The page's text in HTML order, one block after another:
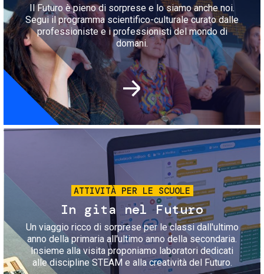
Il Futuro è pieno di sorprese e lo siamo anche noi.
Segui il programma scientifico-culturale curato dalle
professioniste e i professionisti del mondo di
domani.
Immagine
ATTIVITÀ PER LE SCUOLE
In gita nel Futuro
Un viaggio ricco di sorprese per le classi dall'ultimo
anno della primaria all'ultimo anno della secondaria.
Insieme alla visita proponiamo laboratori dedicati
alle discipline STEAM e alla creatività del Futuro.